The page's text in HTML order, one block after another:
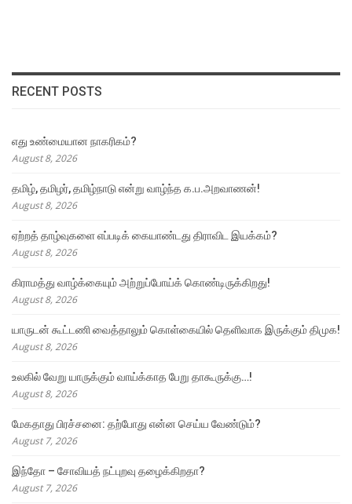
RECENT POSTS
எது உண்மையான நாகரிகம்?
August 8, 2026
தமிழ், தமிழர், தமிழ்நாடு என்று வாழ்ந்த க.ப.அறவாணன்!
August 8, 2026
ஏற்றத் தாழ்வுகளை எப்படிக் கையாண்டது திராவிட இயக்கம்?
August 8, 2026
கிராமத்து வாழ்க்கையும் அற்றுப்போய்க் கொண்டிருக்கிறது!
August 8, 2026
யாருடன் கூட்டணி வைத்தாலும் கொள்கையில் தெளிவாக இருக்கும் திமுக!
August 8, 2026
உலகில் வேறு யாருக்கும் வாய்க்காத பேறு தாகூருக்கு…!
August 8, 2026
மேகதாது பிரச்சனை: தற்போது என்ன செய்ய வேண்டும்?
August 7, 2026
இந்தோ – சோவியத் நட்புறவு தழைக்கிறதா?
August 7, 2026